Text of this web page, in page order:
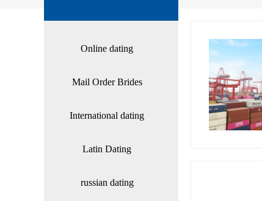
Online dating
Mail Order Brides
International dating
Latin Dating
russian dating